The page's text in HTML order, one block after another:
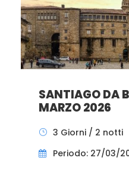
SANTIAGO DA
MARZO 2026
3 Giorni / 2 notti
Periodo: 27/03/